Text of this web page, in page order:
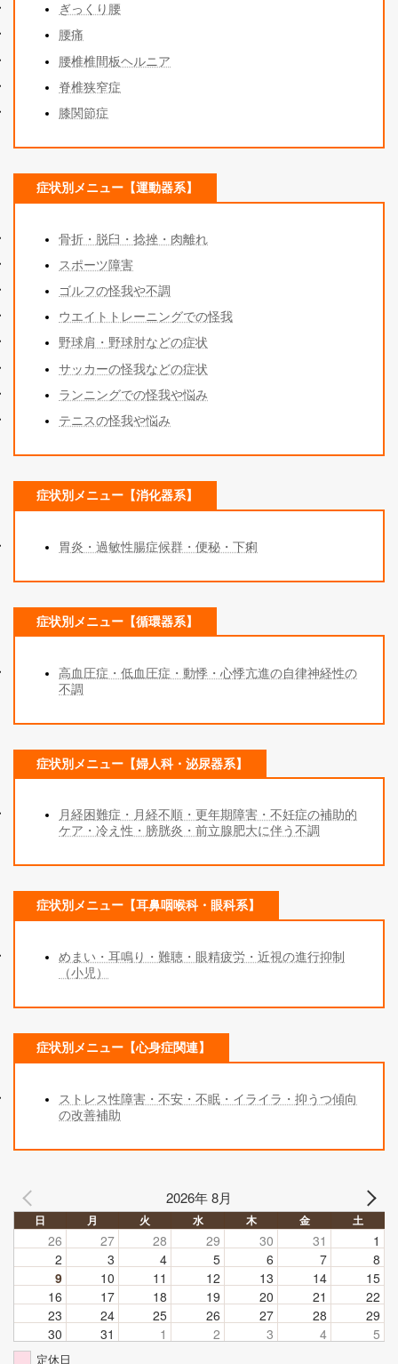
ぎっくり腰
腰痛
腰椎椎間板ヘルニア
脊椎狭窄症
膝関節症
症状別メニュー【運動器系】
骨折・脱臼・捻挫・肉離れ
スポーツ障害
ゴルフの怪我や不調
ウエイトトレーニングでの怪我
野球肩・野球肘などの症状
サッカーの怪我などの症状
ランニングでの怪我や悩み
テニスの怪我や悩み
症状別メニュー【消化器系】
胃炎・過敏性腸症候群・便秘・下痢
症状別メニュー【循環器系】
高血圧症・低血圧症・動悸・心悸亢進の自律神経性の
不調
症状別メニュー【婦人科・泌尿器系】
月経困難症・月経不順・更年期障害・不妊症の補助的
ケア・冷え性・膀胱炎・前立腺肥大に伴う不調
症状別メニュー【耳鼻咽喉科・眼科系】
めまい・耳鳴り・難聴・眼精疲労・近視の進行抑制
（小児）
症状別メニュー【心身症関連】
ストレス性障害・不安・不眠・イライラ・抑うつ傾向
の改善補助
2026年 8月
日 月 火 水 木 金 土
26 27 28 29 30 31
1
2
3 4 5 6 7
8
9
10 11 12 13 14
15
16
17 18 19 20 21
22
23
24 25 26 27 28
29
30
31 1 2 3 4 5
定休日